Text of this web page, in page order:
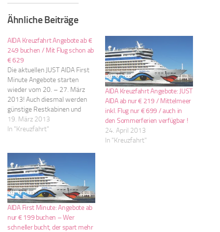
Ähnliche Beiträge
AIDA Kreuzfahrt Angebote ab €
249 buchen / Mit Flug schon ab
€ 629
Die aktuellen JUST AIDA First
Minute Angebote starten
wieder vom 20. – 27. März
2013! Auch diesmal werden
günstige Restkabinen und
Stornokabinen zum
Schnäppchenpreis angeboten.
Tip: desto schneller man bucht,
desto günstiger sind die
Angebote. Denn im Lauf der
Aktion steigen die…
19. März 2013
In "Kreuzfahrt"
AIDA Kreuzfahrt Angebote: JUST
AIDA ab nur € 219 / Mittelmeer
inkl. Flug nur € 699 / auch in
den Sommerferien verfügbar !
24. April 2013
In "Kreuzfahrt"
AIDA First Minute: Angebote ab
nur € 199 buchen – Wer
schneller bucht, der spart mehr